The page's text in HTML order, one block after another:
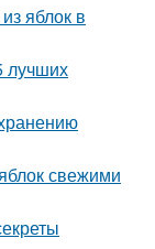
яблок в
лучших
свежими